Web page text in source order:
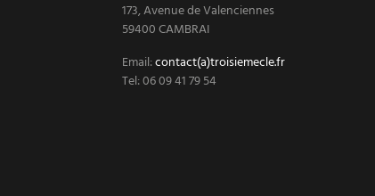
173, Avenue de Valenciennes
59400 CAMBRAI
Email:contact(a)troisiemecle.fr
Tel: 06 09 41 79 54